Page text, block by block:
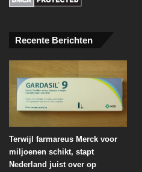
Recente Berichten
Terwijl farmareus Merck voor
miljoenen schikt, stapt
Nederland juist over op